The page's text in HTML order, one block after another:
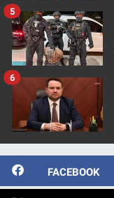
5
6
FACEBOOK